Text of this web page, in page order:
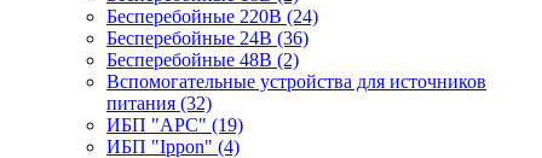
Бесперебойные 220В (24)
Бесперебойные 24В (36)
Бесперебойные 48В (2)
Вспомогательные устройства для источников
питания (32)
ИБП "APC" (19)
ИБП "Ippon" (4)